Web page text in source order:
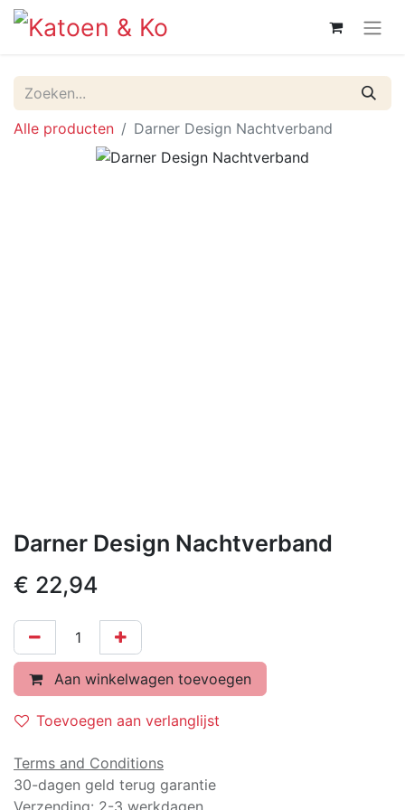
Alle producten Darner Design Nachtverband
Darner Design Nachtverband
€ 22,94
Aan winkelwagen toevoegen
Toevoegen aan verlanglijst
Terms and Conditions
30-dagen geld terug garantie
Verzending: 2-3 werkdagen